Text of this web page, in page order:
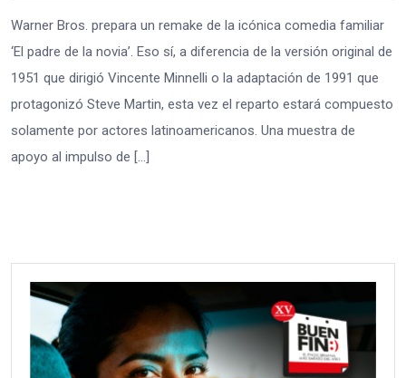
Warner Bros. prepara un remake de la icónica comedia familiar
‘El padre de la novia’. Eso sí, a diferencia de la versión original de
1951 que dirigió Vincente Minnelli o la adaptación de 1991 que
protagonizó Steve Martin, esta vez el reparto estará compuesto
solamente por actores latinoamericanos. Una muestra de
apoyo al impulso de […]